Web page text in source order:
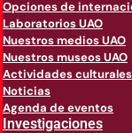
Opciones de
Laboratorios UAO
Nuestros medios UAO
Nuestros museos UAO
Actividades
Noticias
Agenda de eventos
Investigaciones